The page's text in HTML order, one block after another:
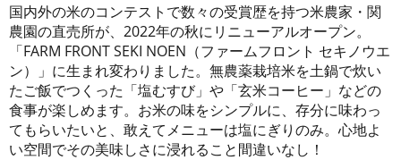
国内外の米のコンテストで数々の受賞歴を持つ米農家・関
農園の直売所が、2022年の秋にリニューアルオープン。
「FARM FRONT SEKI NOEN（ファームフロント セキノウエ
ン）」に生まれ変わりました。無農薬栽培米を土鍋で炊い
たご飯でつくった「塩むすび」や「玄米コーヒー」などの
食事が楽しめます。お米の味をシンプルに、存分に味わっ
てもらいたいと、敢えてメニューは塩にぎりのみ。心地よ
い空間でその美味しさに浸れること間違いなし！